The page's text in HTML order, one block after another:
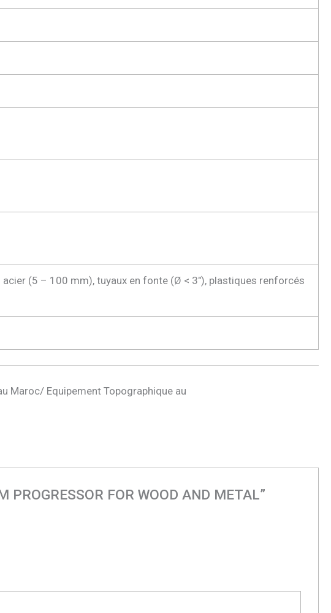
(5 – 100 mm), tuyaux en fonte (Ø < 3″), plastiques renforcés
Maroc/ Equipement Topographique au
FOR WOOD AND METAL”